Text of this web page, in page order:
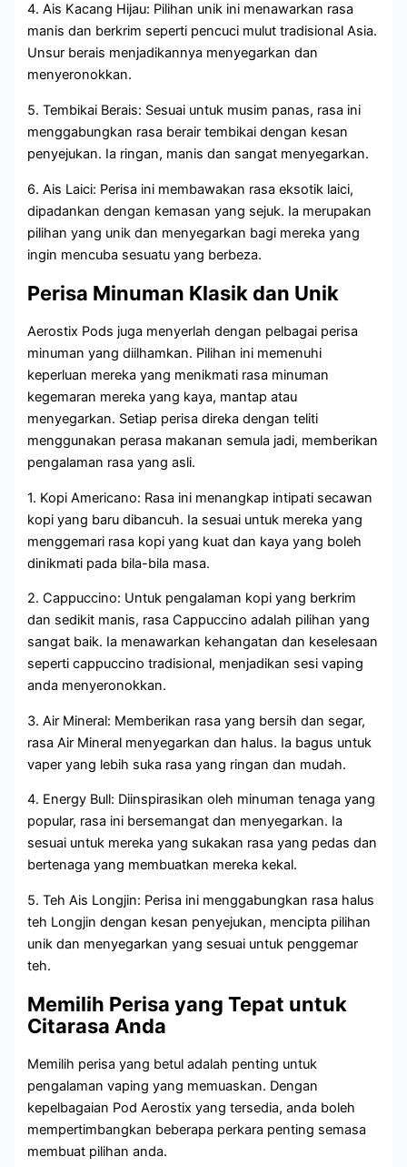
4. Ais Kacang Hijau: Pilihan unik ini menawarkan rasa
manis dan berkrim seperti pencuci mulut tradisional Asia.
Unsur berais menjadikannya menyegarkan dan
menyeronokkan.
5. Tembikai Berais: Sesuai untuk musim panas, rasa ini
menggabungkan rasa berair tembikai dengan kesan
penyejukan. Ia ringan, manis dan sangat menyegarkan.
6. Ais Laici: Perisa ini membawakan rasa eksotik laici,
dipadankan dengan kemasan yang sejuk. Ia merupakan
pilihan yang unik dan menyegarkan bagi mereka yang
ingin mencuba sesuatu yang berbeza.
Perisa Minuman Klasik dan Unik
Aerostix Pods juga menyerlah dengan pelbagai perisa
minuman yang diilhamkan. Pilihan ini memenuhi
keperluan mereka yang menikmati rasa minuman
kegemaran mereka yang kaya, mantap atau
menyegarkan. Setiap perisa direka dengan teliti
menggunakan perasa makanan semula jadi, memberikan
pengalaman rasa yang asli.
1. Kopi Americano: Rasa ini menangkap intipati secawan
kopi yang baru dibancuh. Ia sesuai untuk mereka yang
menggemari rasa kopi yang kuat dan kaya yang boleh
dinikmati pada bila-bila masa.
2. Cappuccino: Untuk pengalaman kopi yang berkrim
dan sedikit manis, rasa Cappuccino adalah pilihan yang
sangat baik. Ia menawarkan kehangatan dan keselesaan
seperti cappuccino tradisional, menjadikan sesi vaping
anda menyeronokkan.
3. Air Mineral: Memberikan rasa yang bersih dan segar,
rasa Air Mineral menyegarkan dan halus. Ia bagus untuk
vaper yang lebih suka rasa yang ringan dan mudah.
4. Energy Bull: Diinspirasikan oleh minuman tenaga yang
popular, rasa ini bersemangat dan menyegarkan. Ia
sesuai untuk mereka yang sukakan rasa yang pedas dan
bertenaga yang membuatkan mereka kekal.
5. Teh Ais Longjin: Perisa ini menggabungkan rasa halus
teh Longjin dengan kesan penyejukan, mencipta pilihan
unik dan menyegarkan yang sesuai untuk penggemar
teh.
Memilih Perisa yang Tepat untuk
Citarasa Anda
Memilih perisa yang betul adalah penting untuk
pengalaman vaping yang memuaskan. Dengan
kepelbagaian Pod Aerostix yang tersedia, anda boleh
mempertimbangkan beberapa perkara penting semasa
membuat pilihan anda.